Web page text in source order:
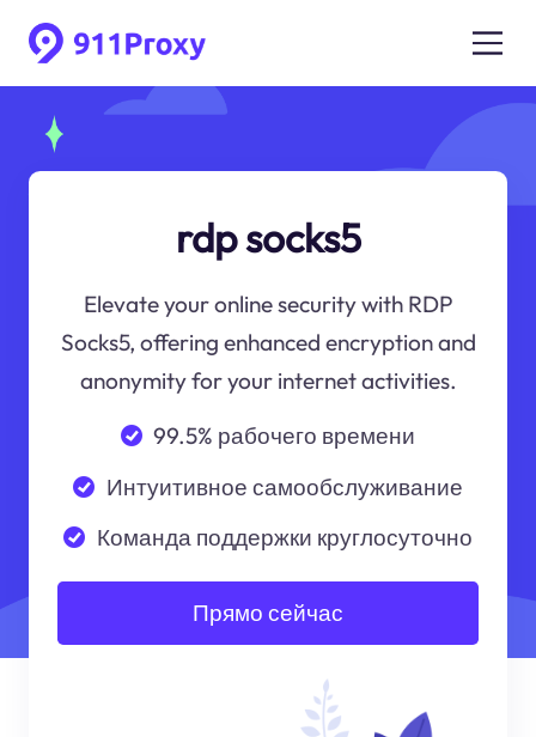
rdp socks5
Elevate your online security with RDP
Socks5, offering enhanced encryption and
anonymity for your internet activities.
99.5% рабочего времени
Интуитивное самообслуживание
Команда поддержки круглосуточно
Прямо сейчас